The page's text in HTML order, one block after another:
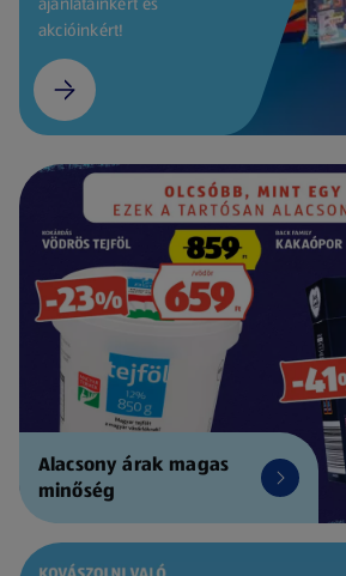
akcióinkért!
Alacsony árak magas
minőség